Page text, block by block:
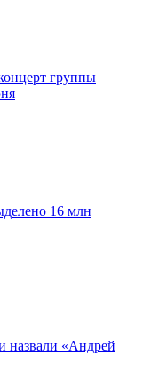
группы
16 млн
назвали «Андрей